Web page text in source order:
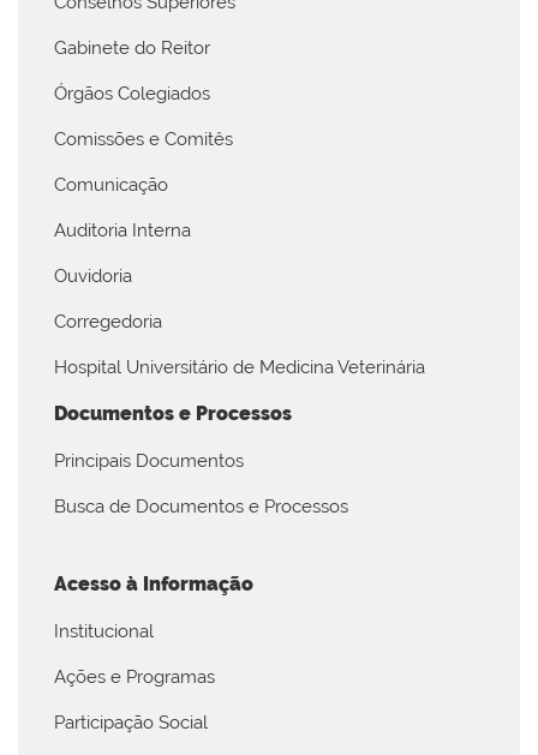
Gabinete do Reitor
Órgãos Colegiados
Comissões e Comitês
Comunicação
Auditoria Interna
Ouvidoria
Corregedoria
Hospital Universitário de Medicina Veterinária
Documentos e Processos
Principais Documentos
Busca de Documentos e Processos
Acesso à Informação
Institucional
Ações e Programas
Participação Social